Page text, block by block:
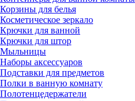
Корзины для белья
Косметическое зеркало
Крючки для ванной
Крючки для штор
Мыльницы
Наборы аксессуаров
Подставки для предметов
Полки в ванную комнату
Полотенцедержатели